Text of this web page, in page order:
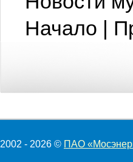
Начало |
2002 - 2026 © ПАО